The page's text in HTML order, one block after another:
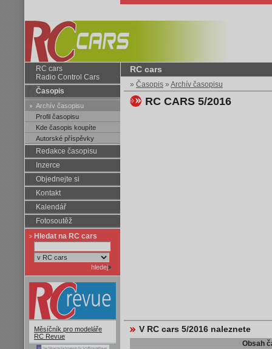
RC cars
Radio Control Cars
Časopis
Archív časopisu
Profil časopisu
Kde časopis koupíte
Autorské příspěvky
Redakce časopisu
Inzerce
Objednejte si
Kontakt
Kalendář
Fotosoutěž
Hledat na RC cars
Měsíčník pro modeláře
RC Revue
RC cars
» Časopis » Archív časopisu
RC CARS 5/2016
V RC cars 5/2016 naleznete
Obsah